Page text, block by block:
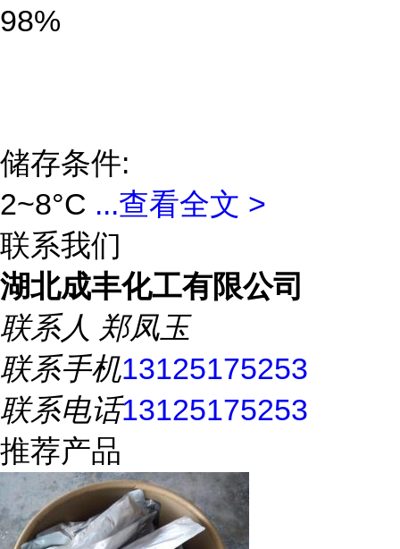
98%
储存条件:
2~8°C ...查看全文 >
联系我们
湖北成丰化工有限公司
联系人 郑凤玉
联系手机13125175253
联系电话13125175253
推荐产品